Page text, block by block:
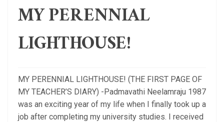
MY PERENNIAL
LIGHTHOUSE!
MY PERENNIAL LIGHTHOUSE! (THE FIRST PAGE OF
MY TEACHER’S DIARY) -Padmavathi Neelamraju 1987
was an exciting year of my life when I finally took up a
job after completing my university studies. I received